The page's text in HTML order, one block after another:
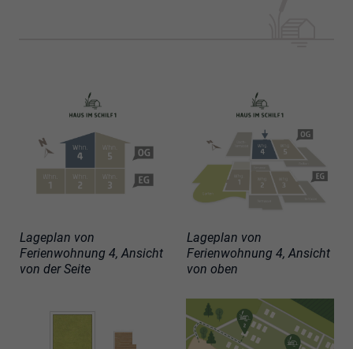
Lageplan von
Ferienwohnung 4, Ansicht
von der Seite
Lageplan von
Ferienwohnung 4, Ansicht
von oben